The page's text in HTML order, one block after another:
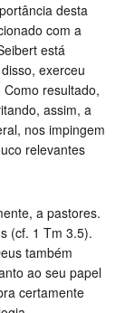
desta
com a
está
exerceu
resultado,
assim, a
nos impingem
relevantes
a pastores.
(cf. 1 Tm 3.5).
também
ao seu papel
certamente